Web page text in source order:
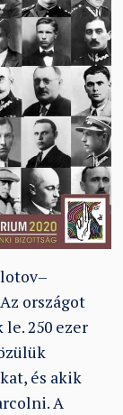
országot
250 ezer
és akik
A